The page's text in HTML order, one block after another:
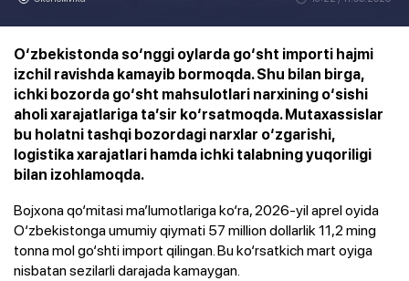
O‘zbekistonda so‘nggi oylarda go‘sht importi hajmi
izchil ravishda kamayib bormoqda. Shu bilan birga,
ichki bozorda go‘sht mahsulotlari narxining o‘sishi
aholi xarajatlariga ta’sir ko‘rsatmoqda. Mutaxassislar
bu holatni tashqi bozordagi narxlar o‘zgarishi,
logistika xarajatlari hamda ichki talabning yuqoriligi
bilan izohlamoqda.
Bojxona qo‘mitasi ma’lumotlariga ko‘ra, 2026-yil aprel oyida
O‘zbekistonga umumiy qiymati 57 million dollarlik 11,2 ming
tonna mol go‘shti import qilingan. Bu ko‘rsatkich mart oyiga
nisbatan sezilarli darajada kamaygan.